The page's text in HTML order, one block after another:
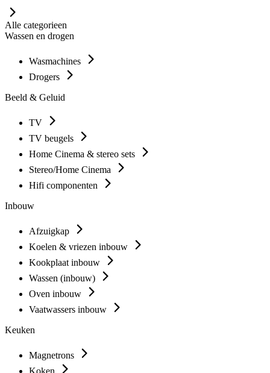
Alle categorieen
Wassen en drogen
Wasmachines
Drogers
Beeld & Geluid
TV
TV beugels
Home Cinema & stereo sets
Stereo/Home Cinema
Hifi componenten
Inbouw
Afzuigkap
Koelen & vriezen inbouw
Kookplaat inbouw
Wassen (inbouw)
Oven inbouw
Vaatwassers inbouw
Keuken
Magnetrons
Koken